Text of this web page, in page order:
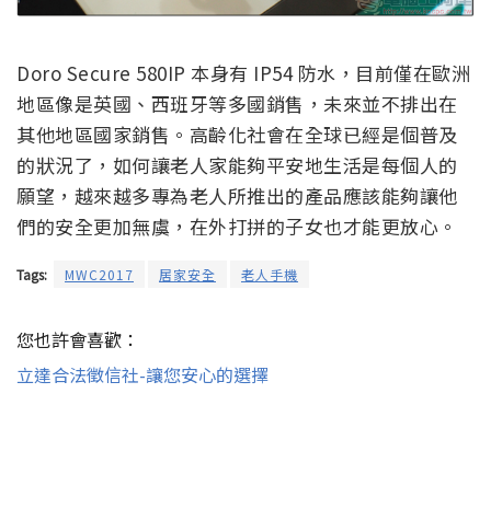
Doro Secure 580IP 本身有 IP54 防水，目前僅在歐洲
地區像是英國、西班牙等多國銷售，未來並不排出在
其他地區國家銷售。高齡化社會在全球已經是個普及
的狀況了，如何讓老人家能夠平安地生活是每個人的
願望，越來越多專為老人所推出的產品應該能夠讓他
們的安全更加無虞，在外打拼的子女也才能更放心。
Tags: MWC2017 居家安全 老人手機
您也許會喜歡：
立達合法徵信社-讓您安心的選擇